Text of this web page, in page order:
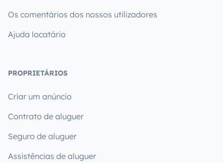
Os comentários dos nossos utilizadores
Ajuda locatário
PROPRIETÁRIOS
Criar um anúncio
Contrato de aluguer
Seguro de aluguer
Assistências de aluguer